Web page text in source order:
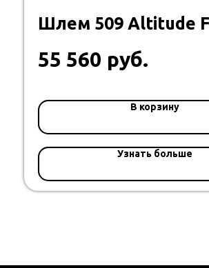
Шлем 509 Altitude
55 560 руб.
В корзину
Узнать больше